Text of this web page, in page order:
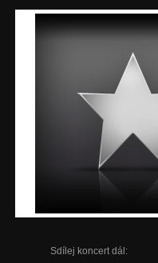
Sdílej koncert dál: